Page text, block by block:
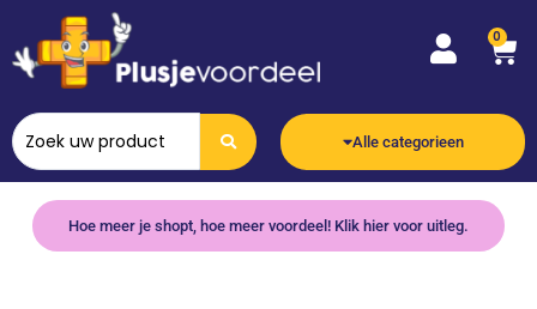
0
Alle categorieen
Hoe meer je shopt, hoe meer voordeel! Klik hier voor uitleg.